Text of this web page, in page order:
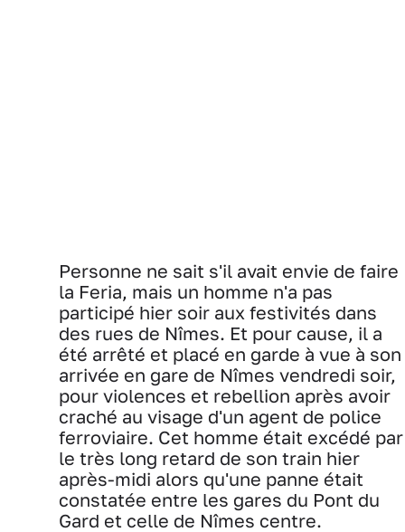
Personne ne sait s'il avait envie de faire
la Feria, mais un homme n'a pas
participé hier soir aux festivités dans
des rues de Nîmes. Et pour cause, il a
été arrêté et placé en garde à vue à son
arrivée en gare de Nîmes vendredi soir,
pour violences et rebellion après avoir
craché au visage d'un agent de police
ferroviaire. Cet homme était excédé par
le très long retard de son train hier
après-midi alors qu'une panne était
constatée entre les gares du Pont du
Gard et celle de Nîmes centre.